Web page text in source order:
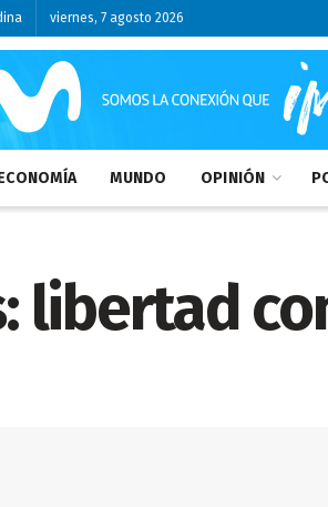
viernes, 7 agosto 2026
MUNDO OPINIÓN
libertad